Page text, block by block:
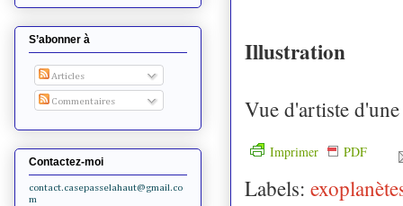
Illustration
Vue d'artiste
Imprimer PDF
Labels:
S’abonner à
Articles
Commentaires
Contactez-moi
contact.casepasselahaut@gmail.co
m